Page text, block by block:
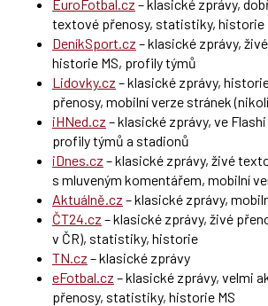
EuroFotbal.cz – klasické zprávy,
textové přenosy, statistiky, historie
DeníkSport.cz – klasické zprávy,
historie MS, profily týmů
Lidovky.cz – klasické zprávy,
přenosy, mobilní verze stránek
iHNed.cz – klasické zprávy, ve
profily týmů a stadionů
iDnes.cz – klasické zprávy, živé
s mluveným komentářem, mobilní
Aktuálně.cz – klasické zprávy,
ČT24.cz – klasické zprávy, živé
v ČR), statistiky, historie
TN.cz – klasické zprávy
eFotbal.cz – klasické zprávy, velmi
přenosy, statistiky, historie MS